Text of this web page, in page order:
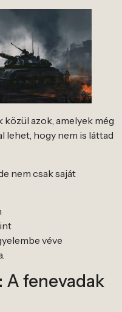
azok, amelyek még
lehet, hogy nem is láttad
nem csak saját
véve
A fenevadak